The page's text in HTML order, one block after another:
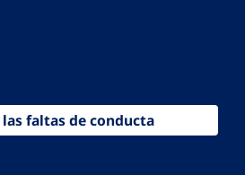
las faltas de conducta